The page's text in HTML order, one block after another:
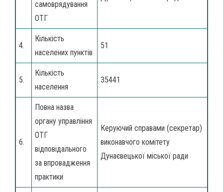
самоврядування
ОТГ
4.
Кількість
населених пунктів
51
5.
Кількість
населення
35441
6.
Повна назва
органу управління
ОТГ
відповідального
за впровадження
практики
Керуючий справами (секретар)
виконавчого комітету
Дунаєвецької міської ради